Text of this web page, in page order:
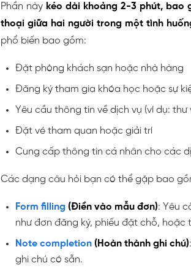
Phần này kéo dài khoảng 2-3 phút, bao
thoại giữa hai người trong một tình
phổ biến bao gồm:
Đặt phòng khách sạn hoặc nhà hàng
Đăng ký tham gia khóa học hoặc sự
Yêu cầu thông tin về dịch vụ (ví dụ:
Đặt vé tham quan hoặc giải trí
Cung cấp thông tin cá nhân cho các
Các dạng câu hỏi bạn có thể gặp bao
Form filling (Điền vào mẫu đơn): Yêu
như đơn đăng ký, phiếu đặt chỗ, hoặc
Note completion (Hoàn thành ghi chú)
ghi chú có sẵn.